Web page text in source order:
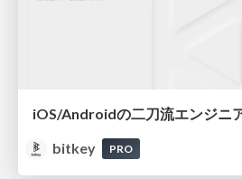
bitkey
PRO